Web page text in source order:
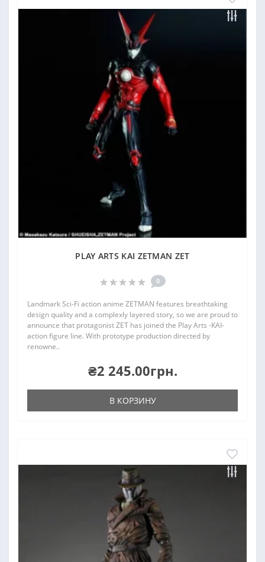
PLAY ARTS KAI ZETMAN ZET
0
Landmark Sci-Fi action anime ZETMAN features breathtaking
design quality and a complexly layered story, so we are proud to
announce that protagonist ZET has joined the Play Arts -KAI-
action figure line. With prototype production directed by
renowne..
₴2 245.00грн.
В КОРЗИНУ